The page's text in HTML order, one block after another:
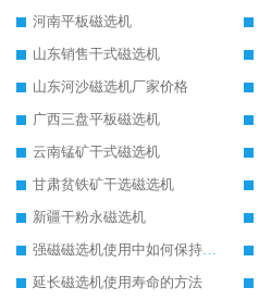
河南平板磁选机
山东销售干式磁选机
山东河沙磁选机厂家价格
广西三盘平板磁选机
云南锰矿干式磁选机
甘肃贫铁矿干选磁选机
新疆干粉永磁选机
强磁磁选机使用中如何保持其顺畅运行
延长磁选机使用寿命的方法